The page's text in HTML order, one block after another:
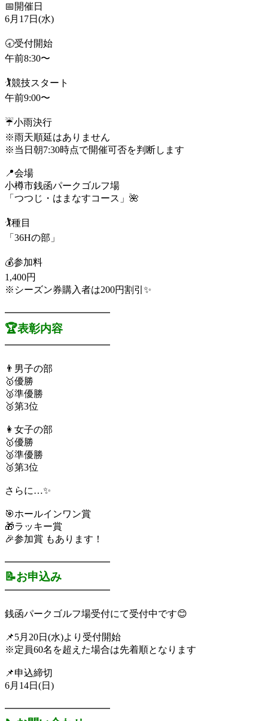
📅開催日
6月17日(水)
🕣受付開始
午前8:30〜
🏌️競技スタート
午前9:00〜
☔小雨決行
※雨天順延はありません
※当日朝7:30時点で開催可否を判断します
📍会場
小樽市銭函パークゴルフ場
「つつじ・はまなすコース」🌺
🏌️種目
「36Hの部」
💰参加料
1,400円
※シーズン券購入者は200円割引✨
━━━━━━━━━━━
🏆表彰内容
━━━━━━━━━━━
👨男子の部
🥇優勝
🥈準優勝
🥉第3位
👩女子の部
🥇優勝
🥈準優勝
🥉第3位
さらに…✨
🎯ホールインワン賞
🎁ラッキー賞
🎉参加賞 もあります！
━━━━━━━━━━━
📝お申込み
━━━━━━━━━━━
銭函パークゴルフ場受付にて受付中です😊
📌5月20日(水)より受付開始
※定員60名を超えた場合は先着順となります
📌申込締切
6月14日(日)
━━━━━━━━━━━